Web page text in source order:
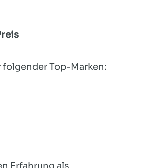
folgender Top-Marken: